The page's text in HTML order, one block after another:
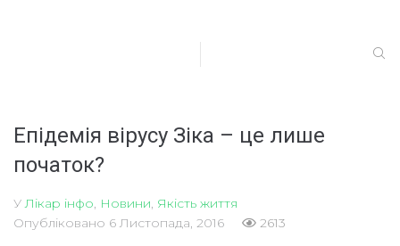
Епідемія вірусу Зіка – це лише
початок?
У Лікар інфо Новини Якість життя
Опубліковано 6 Листопада, 2016 2613